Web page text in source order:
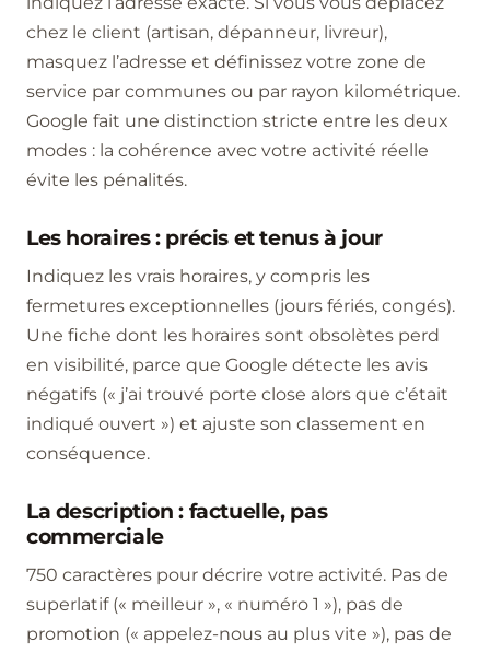
chez le client (artisan, dépanneur, livreur),
masquez l’adresse et définissez votre zone de
service par communes ou par rayon kilométrique.
Google fait une distinction stricte entre les deux
modes : la cohérence avec votre activité réelle
évite les pénalités.
Les horaires : précis et tenus à jour
Indiquez les vrais horaires, y compris les
fermetures exceptionnelles (jours fériés, congés).
Une fiche dont les horaires sont obsolètes perd
en visibilité, parce que Google détecte les avis
négatifs (« j’ai trouvé porte close alors que c’était
indiqué ouvert ») et ajuste son classement en
conséquence.
La description : factuelle, pas
commerciale
750 caractères pour décrire votre activité. Pas de
superlatif (« meilleur », « numéro 1 »), pas de
promotion (« appelez-nous au plus vite »), pas de